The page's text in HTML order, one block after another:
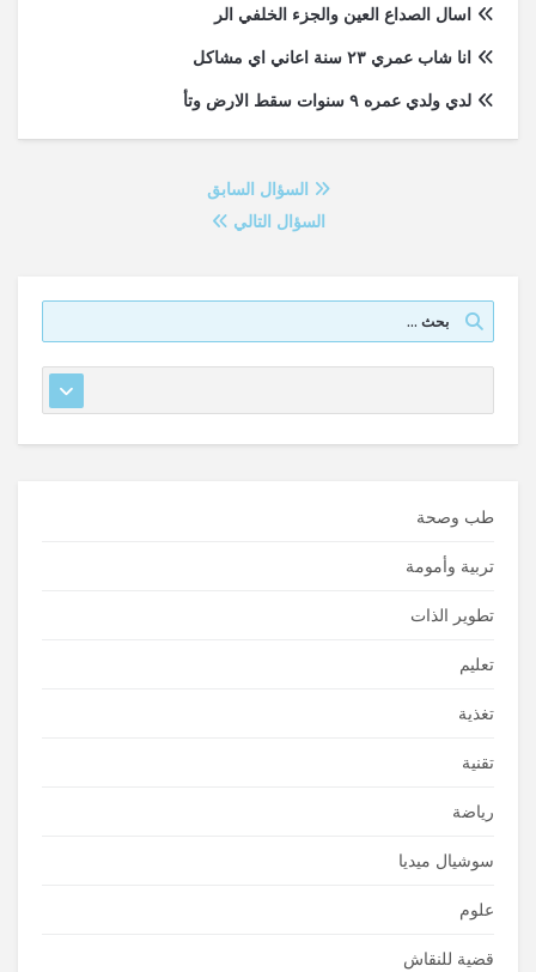
اسال الصداع العين والجزء الخلفي الر
انا شاب عمري ٢٣ سنة اعاني اي مشاكل
لدي ولدي عمره ٩ سنوات سقط الارض وتأ
السؤال السابق
السؤال التالي
طب وصحة
تربية وأمومة
تطوير الذات
تعليم
تغذية
تقنية
رياضة
سوشيال ميديا
علوم
قضية للنقاش